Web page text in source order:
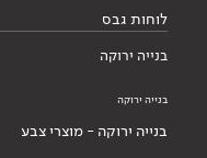
לוחות גבס
בנייה ירוקה
בנייה ירוקה
בנייה ירוקה - מוצרי צבע